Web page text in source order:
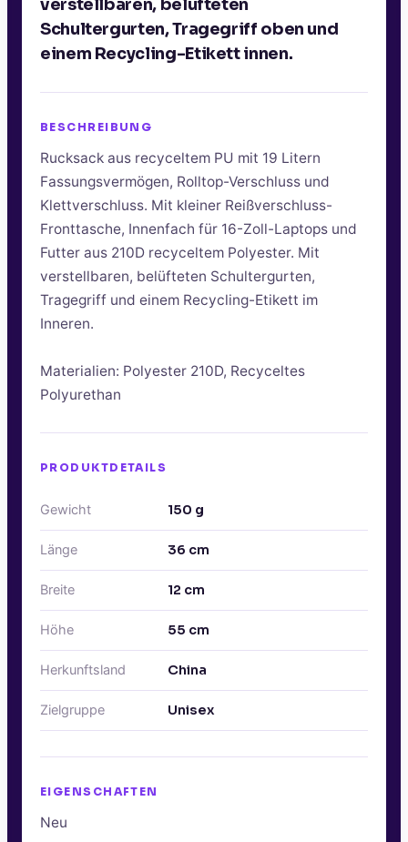
verstellbaren, belüfteten
Schultergurten, Tragegriff oben und
einem Recycling-Etikett innen.
BESCHREIBUNG
Rucksack aus recyceltem PU mit 19 Litern
Fassungsvermögen, Rolltop-Verschluss und
Klettverschluss. Mit kleiner Reißverschluss-
Fronttasche, Innenfach für 16-Zoll-Laptops und
Futter aus 210D recyceltem Polyester. Mit
verstellbaren, belüfteten Schultergurten,
Tragegriff und einem Recycling-Etikett im
Inneren.
Materialien: Polyester 210D, Recyceltes
Polyurethan
PRODUKTDETAILS
Gewicht 150 g
Länge 36 cm
Breite 12 cm
Höhe 55 cm
Herkunftsland China
Zielgruppe Unisex
EIGENSCHAFTEN
Neu